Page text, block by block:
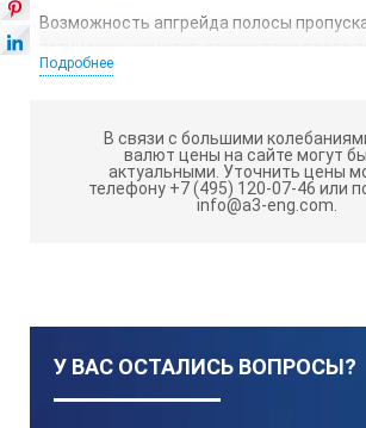
Возможность апгрейда полосы
осциллографа Опциональный анализ
соответствие маске
Параметр
Подробнее
В связи с большими
валют цены на сайте могут
актуальными. Уточнить цены
телефону +7 (495) 120-07-46 или
info@a3-eng.com.
У ВАС ОСТАЛИСЬ ВОПРОСЫ?